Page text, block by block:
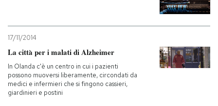
AREA PERSONALE
17/11/2014
La città per i malati di Alzheimer
In Olanda c'è un centro in cui i pazienti
possono muoversi liberamente, circondati da
medici e infermieri che si fingono cassieri,
giardinieri e postini